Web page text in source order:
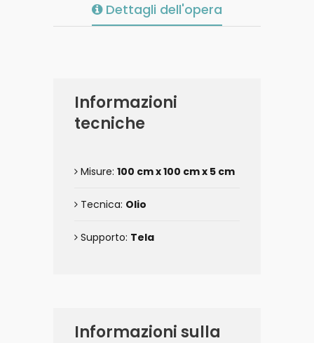
Dettagli dell'opera
Informazioni
tecniche
Misure: 100 cm x 100 cm x 5 cm
Tecnica: Olio
Supporto: Tela
Informazioni sulla